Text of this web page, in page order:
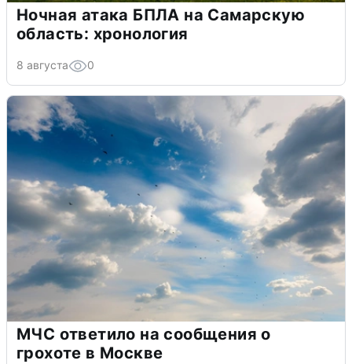
Ночная атака БПЛА на Самарскую
область: хронология
8 августа 0
МЧС ответило на сообщения о
грохоте в Москве